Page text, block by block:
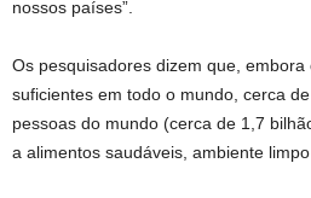
nossos países”.
Os pesquisadores dizem que, embora
suficientes em todo o mundo, cerca
pessoas do mundo (cerca de 1,7
a alimentos saudáveis, ambiente